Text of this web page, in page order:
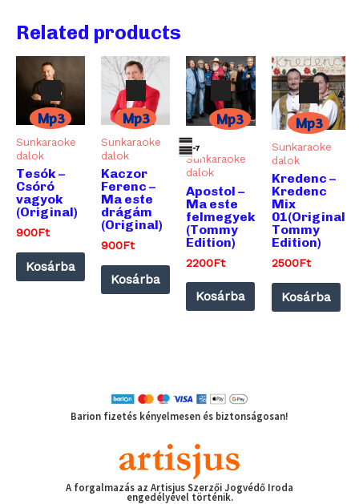
Related products
Mp3
Sunkaraoke
dalok
Audió
lejátszó
Tesók –
Csóró
vagyok
(Original)
900Ft
Kosárba
Mp3
Sunkaraoke
dalok
Audió
lejátszó
Kaczor
Ferenc –
Ma este
drágám
(Original)
900Ft
Kosárba
Mp3
Sunkaraoke
dalok
Audió
lejátszó
Apostol –
Ma este
felmegyek
(Tommy
Edition)
2200Ft
Kosárba
Mp3
Sunkaraoke
dalok
Audió
lejátszó
Kredenc –
Kredenc
Mix
01(Original
Tommy
Edition)
2500Ft
Kosárba
Barion fizetés kényelmesen és biztonságosan!
A forgalmazás az Artisjus Szerzői Jogvédő Iroda
engedélyével történik.